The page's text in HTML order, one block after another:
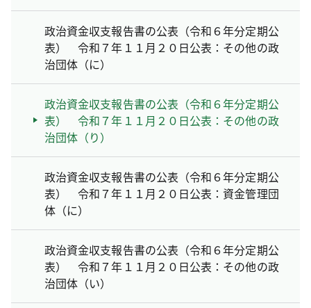
政治資金収支報告書の公表（令和６年分定期公
表） 令和７年１１月２０日公表：その他の政
治団体（に）
政治資金収支報告書の公表（令和６年分定期公
表） 令和７年１１月２０日公表：その他の政
治団体（り）
政治資金収支報告書の公表（令和６年分定期公
表） 令和７年１１月２０日公表：資金管理団
体（に）
政治資金収支報告書の公表（令和６年分定期公
表） 令和７年１１月２０日公表：その他の政
治団体（い）